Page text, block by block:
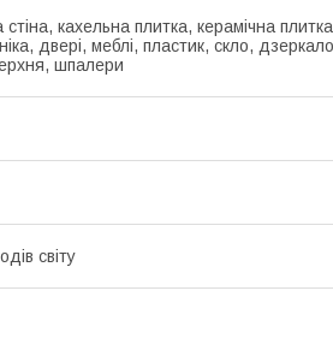
кахельна плитка, керамічна
двері, меблі, пластик, скло,
шпалери
світу